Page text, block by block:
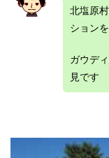
北塩原
ション
ガウデ
見です